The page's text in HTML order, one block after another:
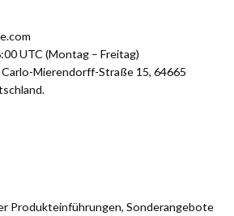
UTC (Montag – Freitag)
Carlo-Mierendorff-Straße 15, 64665
Produkteinführungen, Sonderangebote